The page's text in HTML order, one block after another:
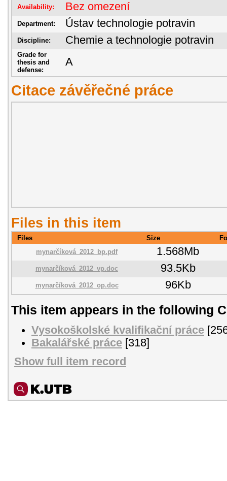
Availability: Bez omezení
Department: Ústav technologie potravin
Discipline: Chemie a technologie potravin
Grade for
thesis and
defense:
A
Citace závěřečné práce
Files in this item
Files Size
mynarčíková_2012_bp.pdf
1.568Mb
mynarčíková_2012_vp.doc 93.5Kb
mynarčíková_2012_op.doc 96Kb
This item appears in the following
Vysokoškolské kvalifikační práce
Bakalářské práce [318]
Show full item record